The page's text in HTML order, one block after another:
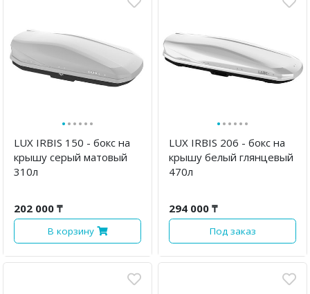
······
LUX IRBIS 150 - бокс на
крышу серый матовый
310л
202 000 ₸
В корзину
······
LUX IRBIS 206 - бокс на
крышу белый глянцевый
470л
294 000 ₸
Под заказ